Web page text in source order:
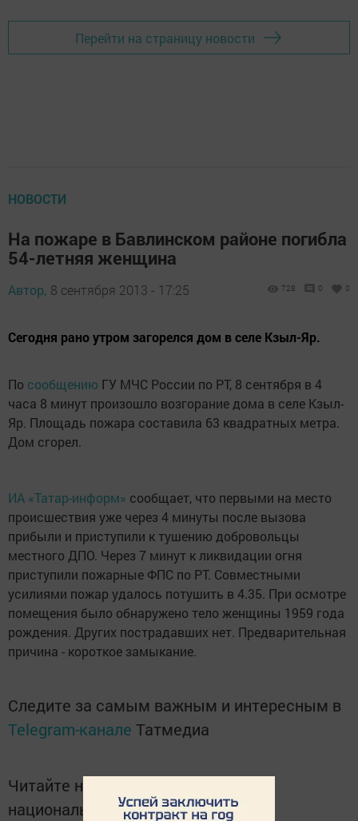
Перейти на страницу новости
НОВОСТИ
На пожаре в Бавлинском районе погибла
54-летняя женщина
Автор, 8 сентября 2013 - 17:25 728 0 0
Сегодня рано утром загорелся дом в селе Кзыл-Яр.
По сообщению ГУ МЧС России по РТ, 8 сентября в 4
часа 8 минут произошло возгорание дома в селе Кзыл-
Яр. Площадь пожара составила 63 квадратных метра.
Дом сгорел.
ИА «Татар-информ» сообщает, что первыми на место
происшествия уже через 4 минуты после вызова
прибыли и приступили к тушению добровольцы
местного ДПО. Через 7 минут к ликвидации огня
приступили пожарные ФПС по РТ. Совместными
усилиями пожар удалось потушить в 4.35. При осмотре
помещения было обнаружено тело женщины 1959 года
рождения. Других пострадавших нет. Предварительная
причина - короткое замыкание.
Следите за самым важным и интересным в
Telegram-канале Татмедиа
Читайте новости Татарстана в
национальном мессенджере MАХ: